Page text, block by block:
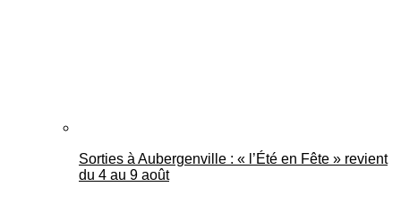
Sorties à Aubergenville : « l’Été en Fête » revient
du 4 au 9 août